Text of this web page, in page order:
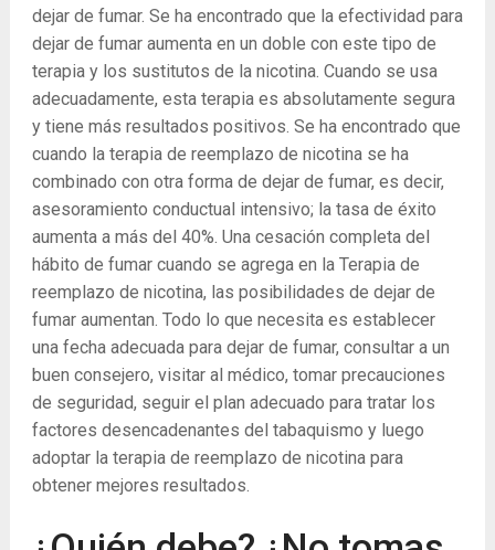
dejar de fumar. Se ha encontrado que la efectividad para
dejar de fumar aumenta en un doble con este tipo de
terapia y los sustitutos de la nicotina. Cuando se usa
adecuadamente, esta terapia es absolutamente segura
y tiene más resultados positivos. Se ha encontrado que
cuando la terapia de reemplazo de nicotina se ha
combinado con otra forma de dejar de fumar, es decir,
asesoramiento conductual intensivo; la tasa de éxito
aumenta a más del 40%. Una cesación completa del
hábito de fumar cuando se agrega en la Terapia de
reemplazo de nicotina, las posibilidades de dejar de
fumar aumentan. Todo lo que necesita es establecer
una fecha adecuada para dejar de fumar, consultar a un
buen consejero, visitar al médico, tomar precauciones
de seguridad, seguir el plan adecuado para tratar los
factores desencadenantes del tabaquismo y luego
adoptar la terapia de reemplazo de nicotina para
obtener mejores resultados.